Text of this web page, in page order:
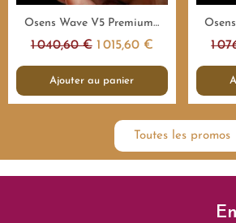
Aperçu rapide Osens Wave V5 Premium 1.000.000Hz - 4H - Emetteur fréquences
1 040,60 € 1 015,60 €
Ajouter au panier
1
Toutes les promos